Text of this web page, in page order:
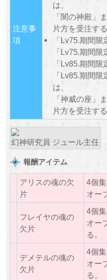
注意事
項
は、
「闇の神殿」
片方を受注す
「Lv75.期間
「Lv75.期間限
「Lv85.期間
「Lv85.期間限
は、
「神威の座」
片方を受注す
​幻神研究員 ジュール主任
報酬アイテム
アリスの魂の欠
片
4個
オー
フレイヤの魂の
欠片
4個
オー
る。
デメテルの魂の
欠片
4個
オー
る。